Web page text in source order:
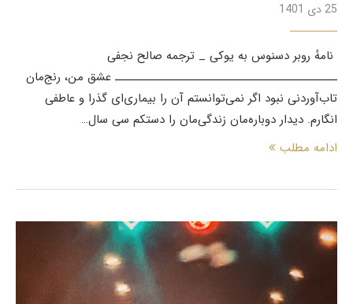
25 دی 1401
نامهٔ روبر دسنوس به یوکی _ ترجمه صالح نجفی
ـــــــــــــــــــــــــــــــــــــــــــــــ عشق من، رنج‌مان
تاب‌آوردنی نبود اگر نمی‌توانستم آن را بیماری‌ای گذرا و عاطفی
انگارم. دیدار دوباره‌مان زندگی‌مان را دستکم سی سال…
ادامه مطلب